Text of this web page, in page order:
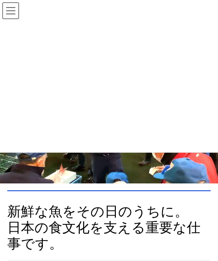
コ
ン
ナ
ビ
新鮮な魚をその日のうちに。
日本の食文化を支える重要な仕
事です。